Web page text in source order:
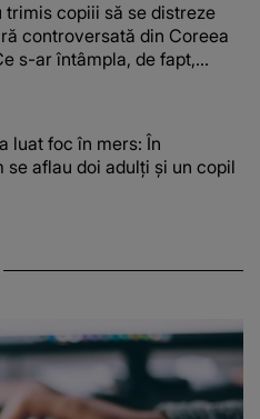
trimis copiii să se distreze
controversată din Coreea
s-ar întâmpla, de fapt,
luat foc în mers: În
se aflau doi adulți și un copil